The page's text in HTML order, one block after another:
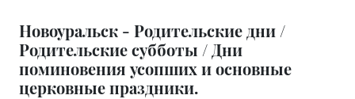
Новоуральск - Родительские дни /
Родительские субботы / Дни
поминовения усопших и основные
церковные праздники.